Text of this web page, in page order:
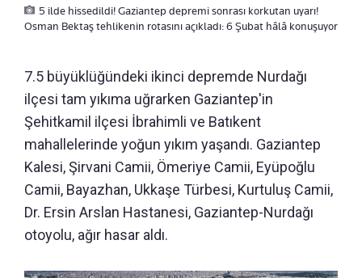
5 ilde hissedildi! Gaziantep depremi sonrası korkutan uyarı!
Osman Bektaş tehlikenin rotasını açıkladı: 6 Şubat hâlâ konuşuyor
7.5 büyüklüğündeki ikinci depremde Nurdağı
ilçesi tam yıkıma uğrarken Gaziantep'in
Şehitkamil ilçesi İbrahimli ve Batıkent
mahallelerinde yoğun yıkım yaşandı. Gaziantep
Kalesi,Şirvani Camii, Ömeriye Camii, Eyüpoğlu
Camii, Bayazhan, Ukkaşe Türbesi, Kurtuluş Camii,
Dr. Ersin Arslan Hastanesi, Gaziantep-Nurdağı
otoyolu, ağır hasar aldı.